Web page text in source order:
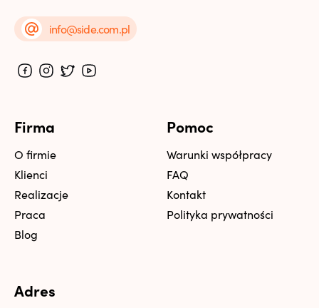
info@side.com.pl
Adres
Firma
O firmie
Klienci
Realizacje
Praca
Blog
Pomoc
Warunki współpracy
FAQ
Kontakt
Polityka prywatności